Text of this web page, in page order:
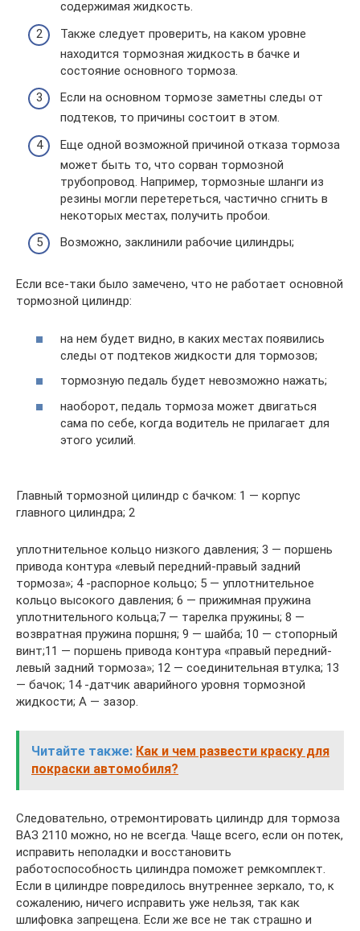
содержимая жидкость.
Также следует проверить, на каком уровне
находится тормозная жидкость в бачке и
состояние основного тормоза.
Если на основном тормозе заметны следы от
подтеков, то причины состоит в этом.
Еще одной возможной причиной отказа тормоза
может быть то, что сорван тормозной
трубопровод. Например, тормозные шланги из
резины могли перетереться, частично сгнить в
некоторых местах, получить пробои.
Возможно, заклинили рабочие цилиндры;
Если все-таки было замечено, что не работает основной
тормозной цилиндр:
на нем будет видно, в каких местах появились
следы от подтеков жидкости для тормозов;
тормозную педаль будет невозможно нажать;
наоборот, педаль тормоза может двигаться
сама по себе, когда водитель не прилагает для
этого усилий.
Главный тормозной цилиндр с бачком: 1 — корпус
главного цилиндра; 2
уплотнительное кольцо низкого давления; 3 — поршень
привода контура «левый передний-правый задний
тормоза»; 4 -распорное кольцо; 5 — уплотнительное
кольцо высокого давления; 6 — прижимная пружина
уплотнительного кольца;7 — тарелка пружины; 8 —
возвратная пружина поршня; 9 — шайба; 10 — стопорный
винт;11 — поршень привода контура «правый передний-
левый задний тормоза»; 12 — соединительная втулка; 13
— бачок; 14 -датчик аварийного уровня тормозной
жидкости; А — зазор.
Читайте также: Как и чем развести краску для
покраски автомобиля?
Следовательно, отремонтировать цилиндр для тормоза
ВАЗ 2110 можно, но не всегда. Чаще всего, если он потек,
исправить неполадки и восстановить
работоспособность цилиндра поможет ремкомплект.
Если в цилиндре повредилось внутреннее зеркало, то, к
сожалению, ничего исправить уже нельзя, так как
шлифовка запрещена. Если же все не так страшно и